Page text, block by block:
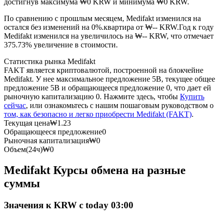
USDC фьючерсы
Фьючерсы с использованием USDC в качестве
обеспечения
Копирование торговли
Присоединяйтесь к лучшим трейдерам
достигнув максимума ₩0 KRW и минимума ₩0 KRW.
По сравнению с прошлым месяцем, Medifakt изменился на
остался без изменений на 0%.квартира от ₩-- KRW.Год к году
Medifakt изменился на увеличилось на ₩-- KRW, что отмечает
375.73% увеличение в стоимости.
Статистика рынка Medifakt
FAKT является криптовалютой, построенной на блокчейне
Medifakt. У нее максимальное предложение 5B, текущее общее
предложение 5B и обращающееся предложение 0, что дает ей
рыночную капитализацию 0. Нажмите здесь, чтобы Купить
сейчас, или ознакомьтесь с нашим пошаговым руководством о
том, как безопасно и легко приобрести Medifakt (FAKT).
Текущая цена₩1.23
Обращающееся предложение0
Рыночная капитализация₩0
Объем(24ч)₩0
Medifakt Курсы обмена на разные
суммы
Значения к KRW с today 03:00